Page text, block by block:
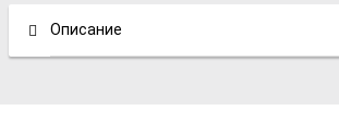
Описание